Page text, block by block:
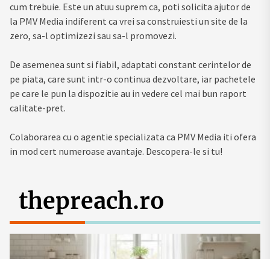
cum trebuie. Este un atuu suprem ca, poti solicita ajutor de
la PMV Media indiferent ca vrei sa construiesti un site de la
zero, sa-l optimizezi sau sa-l promovezi.
De asemenea sunt si fiabil, adaptati constant cerintelor de
pe piata, care sunt intr-o continua dezvoltare, iar pachetele
pe care le pun la dispozitie au in vedere cel mai bun raport
calitate-pret.
Colaborarea cu o agentie specializata ca PMV Media iti ofera
in mod cert numeroase avantaje. Descopera-le si tu!
thepreach.ro